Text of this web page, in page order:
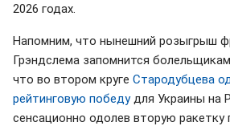
2026 годах.
Напомним, что нынешний розыгрыш
Грэндслема запомнится
что во втором круге Стародубцева
рейтинговую победудля Украины на
сенсационно одолев вторую ракетку